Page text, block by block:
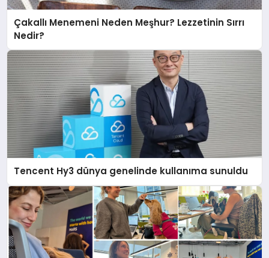
Çakallı Menemeni Neden Meşhur? Lezzetinin Sırrı
Nedir?
Tencent Hy3 dünya genelinde kullanıma sunuldu